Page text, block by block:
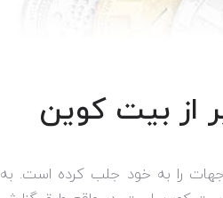
از بیت کوین
را به خود جلب کرده است. به